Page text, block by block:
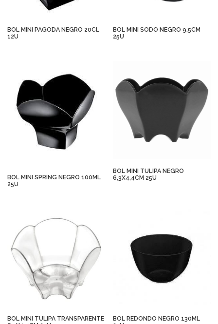
BOL MINI PAGODA NEGRO 20CL
12U
BOL MINI SODO NEGRO 9,5CM
25U
BOL MINI SPRING NEGRO 100ML
25U
BOL MINI TULIPA NEGRO
6,3X4,4CM 25U
BOL MINI TULIPA TRANSPARENTE
BOL REDONDO NEGRO 130ML